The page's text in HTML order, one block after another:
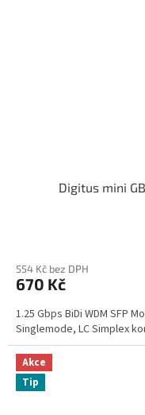
Digitus mini
554 Kč bez DPH
670 Kč
1.25 Gbps BiDi WDM SFP
Singlemode, LC Simplex
Akce
Tip